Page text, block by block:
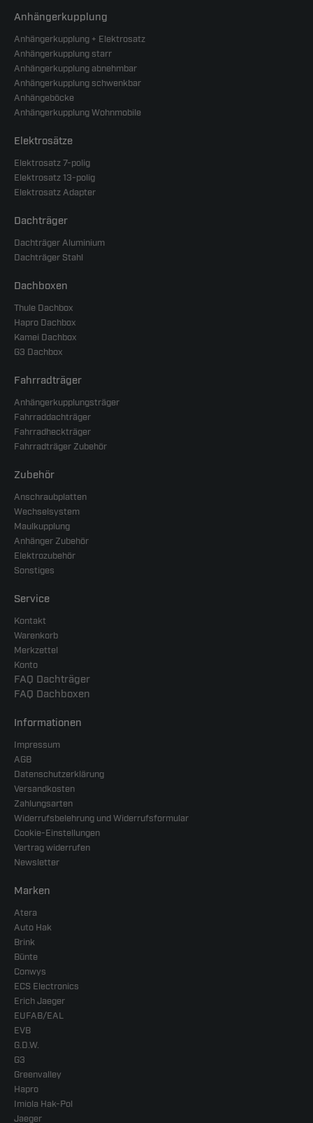
Anhängerkupplung
Anhängerkupplung + Elektrosatz
Anhängerkupplung starr
Anhängerkupplung abnehmbar
Anhängerkupplung schwenkbar
Anhängeböcke
Anhängerkupplung Wohnmobile
Elektrosätze
Elektrosatz 7-polig
Elektrosatz 13-polig
Elektrosatz Adapter
Dachträger
Dachträger Aluminium
Dachträger Stahl
Dachboxen
Thule Dachbox
Hapro Dachbox
Kamei Dachbox
G3 Dachbox
Fahrradträger
Anhängerkupplungsträger
Fahrraddachträger
Fahrradheckträger
Fahrradträger Zubehör
Zubehör
Anschraubplatten
Wechselsystem
Maulkupplung
Anhänger Zubehör
Elektrozubehör
Sonstiges
Service
Kontakt
Warenkorb
Merkzettel
Konto
FAQ Dachträger
FAQ Dachboxen
Informationen
Impressum
AGB
Datenschutzerklärung
Versandkosten
Zahlungsarten
Widerrufsbelehrung und Widerrufsformular
Cookie-Einstellungen
Vertrag widerrufen
Newsletter
Marken
Atera
Auto Hak
Brink
Bünte
Conwys
ECS Electronics
Erich Jaeger
EUFAB/EAL
EVB
G.D.W.
G3
Greenvalley
Hapro
Imiola Hak-Pol
Jaeger